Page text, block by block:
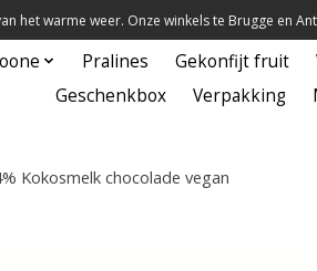
het warme weer. Onze winkels te Brugge en
Pralines Gekonfijt fruit
Geschenkbox
Verpakking
Kokosmelk chocolade vegan